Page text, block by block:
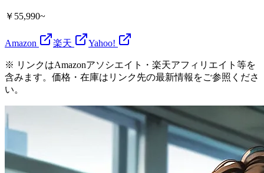
￥55,990~
Amazon 楽天 Yahoo!
※ リンクはAmazonアソシエイト・楽天アフィリエイト等を
含みます。価格・在庫はリンク先の最新情報をご参照くださ
い。